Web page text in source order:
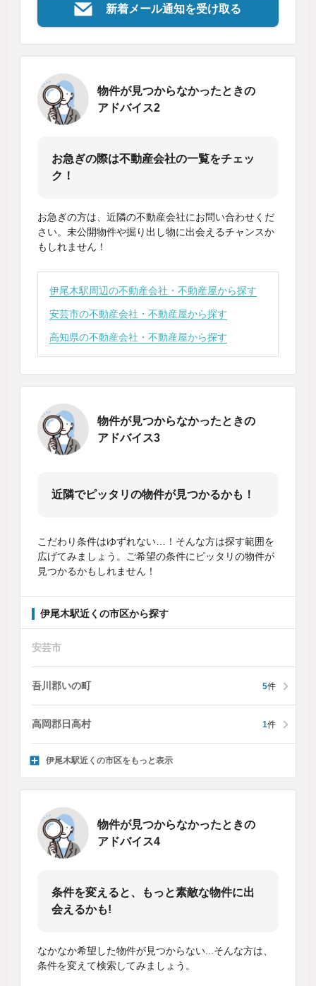
新着メール通知を受け取る
物件が見つからなかったときの
アドバイス2
お急ぎの際は不動産会社の一覧をチェッ
ク！
お急ぎの方は、近隣の不動産会社にお問い合わせくだ
さい。未公開物件や掘り出し物に出会えるチャンスか
もしれません！
伊尾木駅周辺の不動産会社・不動産屋から探す
安芸市の不動産会社・不動産屋から探す
高知県の不動産会社・不動産屋から探す
物件が見つからなかったときの
アドバイス3
近隣でピッタリの物件が見つかるかも！
こだわり条件はゆずれない…！そんな方は探す範囲を
広げてみましょう。ご希望の条件にピッタリの物件が
見つかるかもしれません！
伊尾木駅近くの市区から探す
安芸市
吾川郡いの町 5件
高岡郡日高村 1件
伊尾木駅近くの市区をもっと表示
物件が見つからなかったときの
アドバイス4
条件を変えると、もっと素敵な物件に出
会えるかも!
なかなか希望した物件が見つからない...そんな方は、
条件を変えて検索してみましょう。